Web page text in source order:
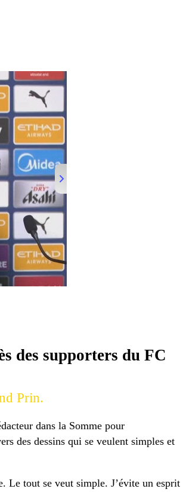
des supporters du FC
Prin.
dans la Somme pour
des dessins qui se veulent simples et
Le tout se veut simple. J’évite un esprit